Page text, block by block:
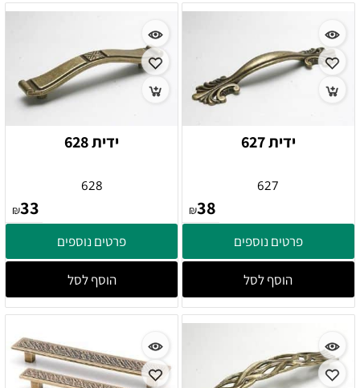
ידית 627
627
₪38
פרטים נוספים
הוסף לסל
ידית 628
628
₪33
פרטים נוספים
הוסף לסל